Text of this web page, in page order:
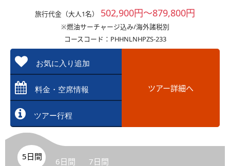
旅行代金（大人1名） 502,900円～879,800円
※燃油サーチャージ込み/海外諸税別
コースコード：PHHNLNHPZS-233
お気に入り追加
料金・空席情報
ツアー行程
ツアー詳細へ
5日間 6日間 7日間